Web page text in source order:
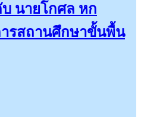
นายโกศล หก
รสถานศึกษาขั้นพื้น